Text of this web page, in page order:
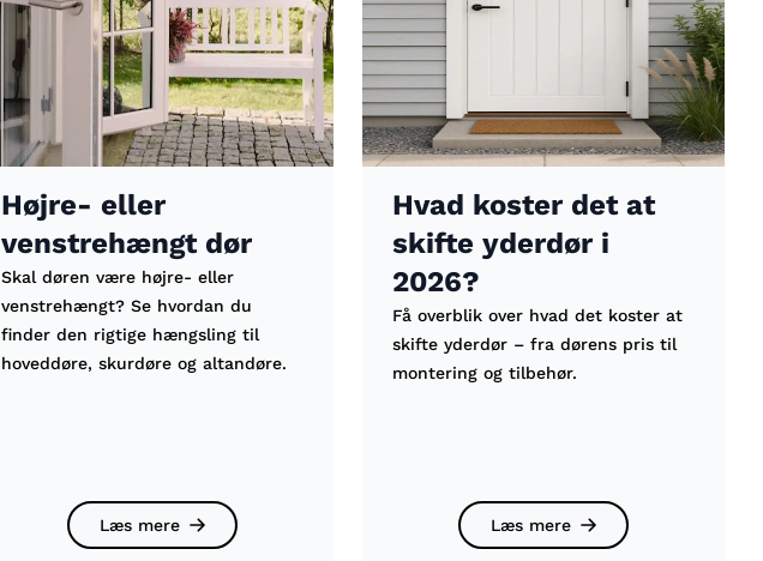
Højre- eller
venstrehængt dør
Skal døren være højre- eller
venstrehængt? Se hvordan du
finder den rigtige hængsling til
hoveddøre, skurdøre og altandøre.
Læs mere
Hvad koster det at
skifte yderdør i
2026?
Få overblik over hvad det koster at
skifte yderdør – fra dørens pris til
montering og tilbehør.
Læs mere